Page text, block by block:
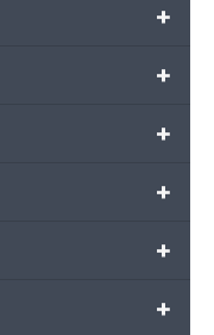
+
+
+
+
+
+